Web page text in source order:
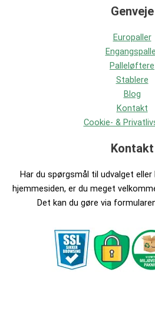
Genveje
Europaller
Palleløftere
Stablere
Blog
Kontakt
Cookie- &
Kontakt
Har du spørgsmål til udvalget
hjemmesiden, er du meget
Det kan du gøre via